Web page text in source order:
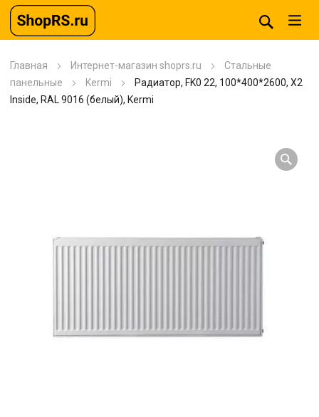
Главная Интернет-магазин shoprs.ru
Стальные
панельные
Kermi
Радиатор, FK0 22, 100*400*2600, X2
Inside, RAL 9016 (белый), Kermi